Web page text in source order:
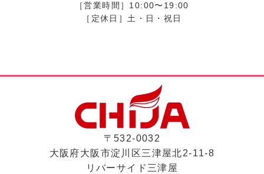
［営業時間］10:00〜19:00
［定休日］土・日・祝日
〒532-0032
大阪府大阪市淀川区三津屋北2-11-8
リバーサイド三津屋